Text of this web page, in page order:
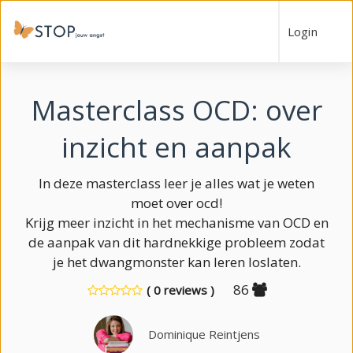
Login
Masterclass OCD: over
inzicht en aanpak
In deze masterclass leer je alles wat je weten
moet over ocd!
Krijg meer inzicht in het mechanisme van OCD en
de aanpak van dit hardnekkige probleem zodat
je het dwangmonster kan leren loslaten.
( 0 reviews ) 86
Dominique Reintjens